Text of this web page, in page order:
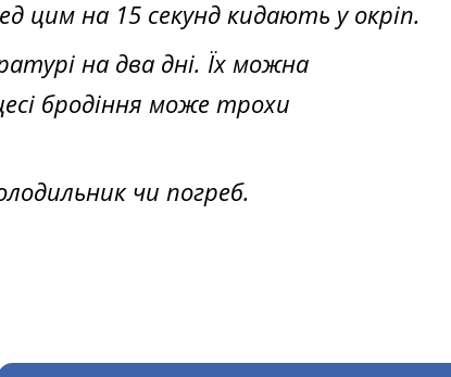
цим на 15 секунд кидають у окріп.
на два дні. Їх можна
бродіння може трохи
чи погреб.